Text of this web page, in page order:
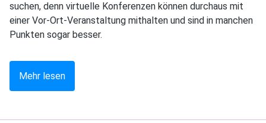
suchen, denn virtuelle Konferenzen können durchaus mit
einer Vor-Ort-Veranstaltung mithalten und sind in manchen
Punkten sogar besser.
Mehr lesen